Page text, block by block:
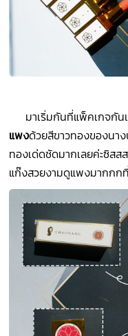
มาเริ่มกันที่แพ็คเกจกัน
แพงด้วยสีขาวทองของนา
ทองเด่ดชัดมากเลยค่ะซิสส
แก๊งสวยงามดูแพงมากกก